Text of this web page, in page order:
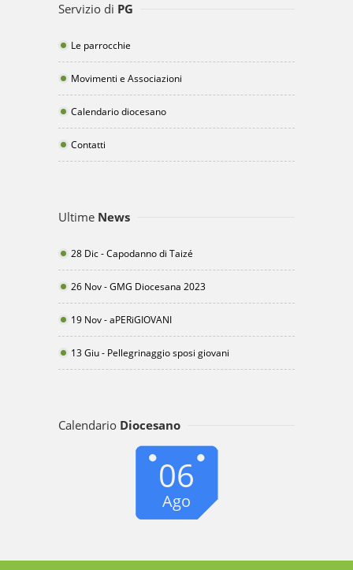
Servizio di PG
Le parrocchie
Movimenti e Associazioni
Calendario diocesano
Contatti
Ultime News
28 Dic - Capodanno di Taizé
26 Nov - GMG Diocesana 2023
19 Nov - aPERiGIOVANI
13 Giu - Pellegrinaggio sposi giovani
Calendario Diocesano
06
Ago